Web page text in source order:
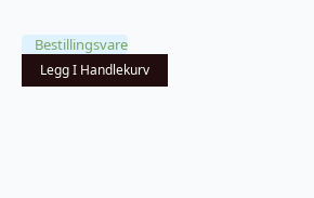
Bestillingsvare
Legg I Handlekurv